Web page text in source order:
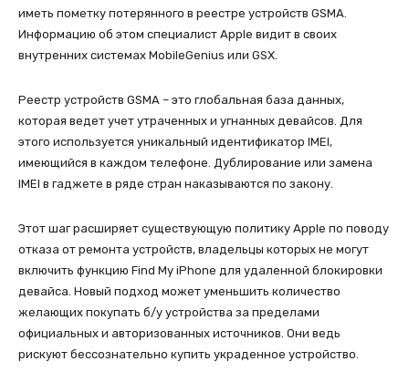
иметь пометку потерянного в реестре устройств GSMA.
Информацию об этом специалист Apple видит в своих
внутренних системах MobileGenius или GSX.
Реестр устройств GSMA – это глобальная база данных,
которая ведет учет утраченных и угнанных девайсов. Для
этого используется уникальный идентификатор IMEI,
имеющийся в каждом телефоне. Дублирование или замена
IMEI в гаджете в ряде стран наказываются по закону.
Этот шаг расширяет существующую политику Apple по поводу
отказа от ремонта устройств, владельцы которых не могут
включить функцию Find My iPhone для удаленной блокировки
девайса. Новый подход может уменьшить количество
желающих покупать б/у устройства за пределами
официальных и авторизованных источников. Они ведь
рискуют бессознательно купить украденное устройство.